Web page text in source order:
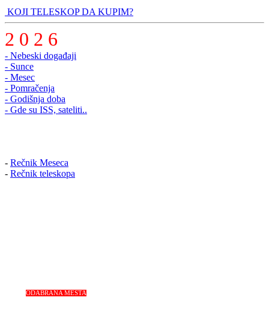
KOJI TELESKOP DA KUPIM?
2 0 2 6
- Nebeski događaji
- Sunce
- Mesec
- Pomračenja
- Godišnja doba
- Gde su ISS, sateliti..
- Rečnik Meseca
- Rečnik teleskopa
ODABRANA MESTA